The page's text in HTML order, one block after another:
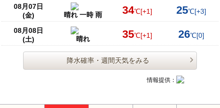
08月07日
(金)
晴れ 一時 雨 34℃[+1] 25℃[+3]
08月08日
(土)
晴れ 35℃[+1] 26℃[0]
降水確率・週間天気をみる
情報提供：